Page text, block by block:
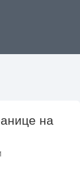
на